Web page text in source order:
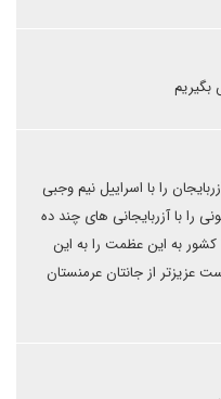
بگیریم
را با اسراییل نیم وجبی
را با آزربایجانی های چند ده
کشور به این عظمت را به این
عزیزتر از جانتان عرمنستان